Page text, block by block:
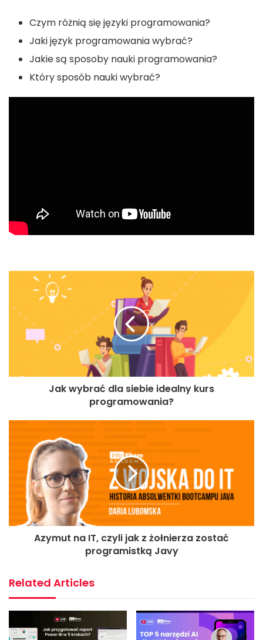
Czym różnią się języki programowania?
Jaki język programowania wybrać?
Jakie są sposoby nauki programowania?
Który sposób nauki wybrać?
Jak wybrać dla siebie idealny kurs
programowania?
Azymut na IT, czyli jak z żołnierza zostać
programistką Javy
Related Articles